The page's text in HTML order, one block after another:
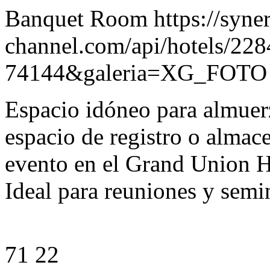
Banquet Room https://
channel.com/api/hotels/
Espacio idóneo para
espacio de registro o
evento en el Grand Union
Ideal para reuniones y
71 22